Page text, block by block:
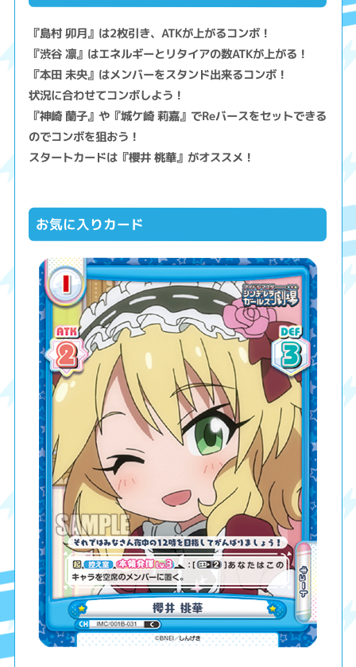
『島村 卯月』は2枚引き、ATKが上がるコンボ！
『渋谷 凛』はエネルギーとリタイアの数ATKが上がる！
『本田 未央』はメンバーをスタンド出来るコンボ！
状況に合わせてコンボしよう！
『神崎 蘭子』や『城ケ崎 莉嘉』でReバースをセットできる
のでコンボを狙おう！
スタートカードは『櫻井 桃華』がオススメ！
お気に入りカード